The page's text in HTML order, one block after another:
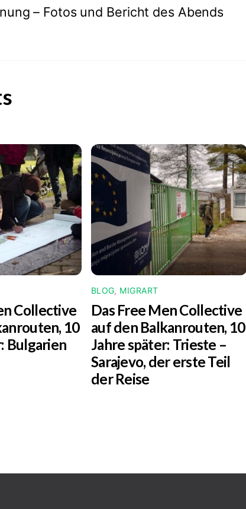
– Fotos und Bericht des Abends
Collective
10
Bulgarien
BLOG, MIGRART
Das Free Men Collective
auf den Balkanrouten, 10
Jahre später: Trieste –
Sarajevo, der erste Teil
der Reise